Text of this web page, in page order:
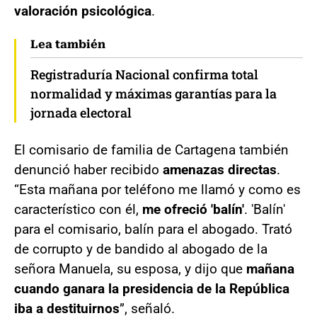
valoración psicológica.
Lea también
Registraduría Nacional confirma total
normalidad y máximas garantías para la
jornada electoral
El comisario de familia de Cartagena también
denunció haber recibido amenazas directas.
“Esta mañana por teléfono me llamó y como es
característico con él, me ofreció 'balín'. 'Balín'
para el comisario, balín para el abogado. Trató
de corrupto y de bandido al abogado de la
señora Manuela, su esposa, y dijo que mañana
cuando ganara la presidencia de la República
iba a destituirnos”, señaló.